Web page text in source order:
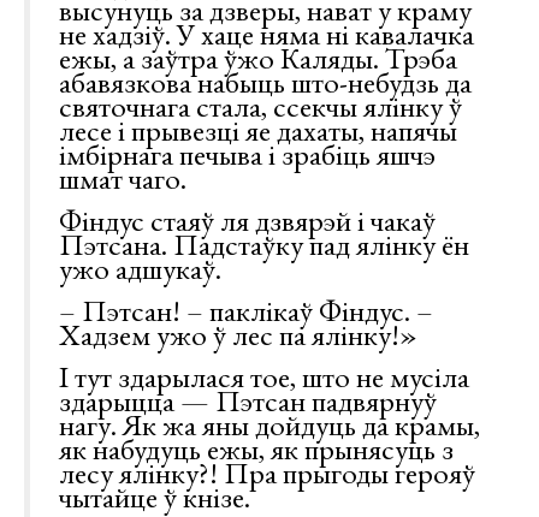
высунуць за дзверы, нават у краму
не хадзіў. У хаце няма ні кавалачка
ежы, а заўтра ўжо Каляды. Трэба
абавязкова набыць што-небудзь да
святочнага стала, ссекчы ялінку ў
лесе і прывезці яе дахаты, напячы
імбірнага печыва і зрабіць яшчэ
шмат чаго.
Фіндус стаяў ля дзвярэй і чакаў
Пэтсана. Падстаўку пад ялінку ён
ужо адшукаў.
– Пэтсан! – паклікаў Фіндус. –
Хадзем ужо ў лес па ялінку!»
І тут здарылася тое, што не мусіла
здарыцца — Пэтсан падвярнуў
нагу. Як жа яны дойдуць да крамы,
як набудуць ежы, як прынясуць з
лесу ялінку?! Пра прыгоды герояў
чытайце ў кнізе.